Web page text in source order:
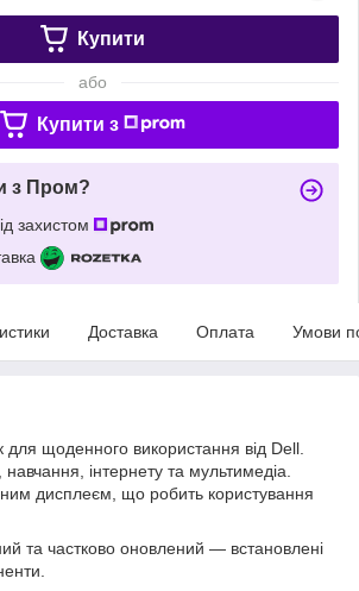
Купити
або
Купити з
з Пром?
захистом
Доставка Оплата Умови
для щоденного використання від Dell.
інтернету та мультимедіа.
дисплеєм, що робить користування
та частково оновлений — встановлені